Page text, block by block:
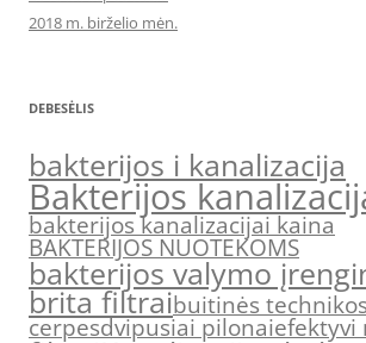
2018 m. birželio mėn.
DEBESĖLIS
bakterijos i kanalizacija
Bakterijos
bakterijos kanalizacijai kaina
BAKTERIJOS NUOTEKOMS
bakterijos valymo
brita filtraibuitinės
cerpesdvipusiai pilonaiefektyvi